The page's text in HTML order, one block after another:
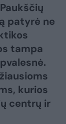
patyrė ne
tampa
kurios
centrų ir